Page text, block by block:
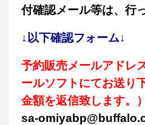
付確認メール等は、行
↓以下確認フォーム↓
予約販売メールアドレ
ールソフトにてお送り
金額を返信致します。）
sa-